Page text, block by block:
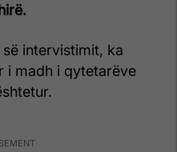
intervistimit, ka
i madh i qytetarëve